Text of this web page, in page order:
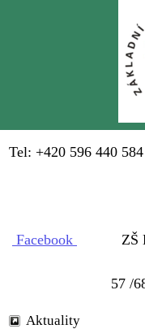
Tel: +420 596 440
Facebook ZŠ
57 /
Aktuality